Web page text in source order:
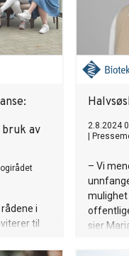
av
i
til
2.8.2024
– Vi
mulighet
sier